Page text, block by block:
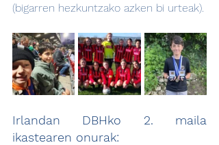
(bigarren hezkuntzako azken bi urteak).
Irlandan DBHko 2. maila
ikastearen onurak: